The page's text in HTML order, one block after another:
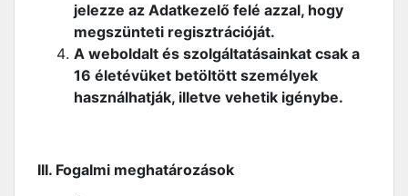
jelezze az Adatkezelő felé azzal, hogy
megszünteti regisztrációját.
A weboldalt és szolgáltatásainkat csak a
16 életévüket betöltött személyek
használhatják, illetve vehetik igénybe.
III. Fogalmi meghatározások